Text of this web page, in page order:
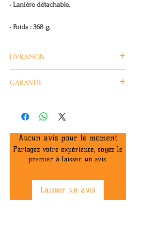
• Lanière détachable.
• Poids : 368 g.
LIVRAISON
ouvrés.
GARANTIE
ans.
Aucun avis pour le moment
Partagez votre expérience, soyez le
premier à laisser un avis.
Laisser un avis